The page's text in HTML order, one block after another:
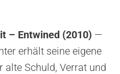
– Entwined (2010) —
erhält seine eigene
alte Schuld, Verrat und